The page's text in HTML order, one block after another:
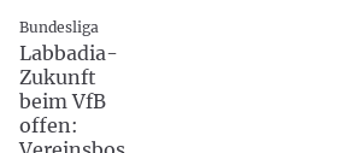
Bundesliga
Labbadia-
Zukunft
beim VfB
offen: